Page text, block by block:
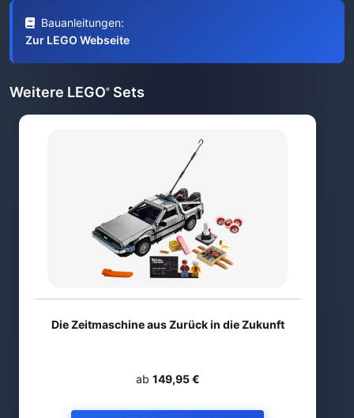
Bauanleitungen:
Zur LEGO Webseite
Weitere LEGO® Sets
Die Zeitmaschine aus Zurück in die Zukunft
ab 149,95 €